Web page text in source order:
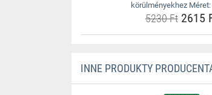
körülményekhez
5230 Ft2615
INNE PRODUKTY